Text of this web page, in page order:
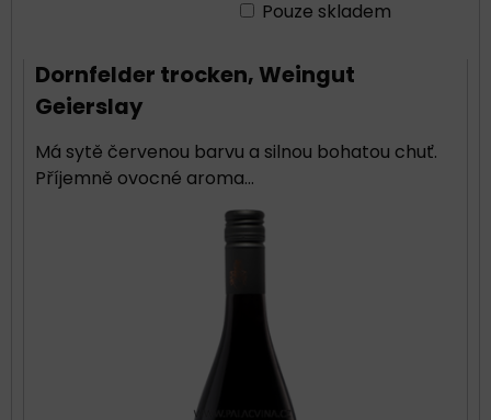
Pouze skladem
Dornfelder trocken, Weingut
Geierslay
Má sytě červenou barvu a silnou bohatou chuť.
Příjemně ovocné aroma...